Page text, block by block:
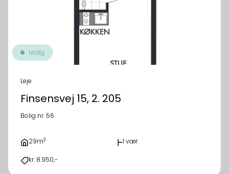
Ledig
Leje
Finsensvej 15, 2. 205
Bolig nr. 56
29m2 1 vær.
kr. 8.950,-